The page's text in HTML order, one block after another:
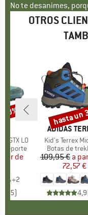
No te desanimes,
OTROS
GTX LO
reducido
de
+2
5)
MARCA
ADIDAS
Artículo
Kid's Terrex
Product
Botas de
109,95 € a
72,57 €
4,9
Descuento
hasta un